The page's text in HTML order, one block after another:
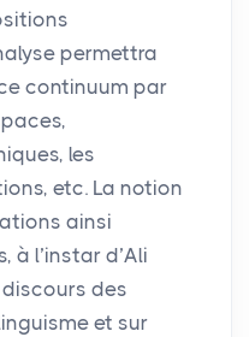
permettra
continuum par
les
etc. La notion
ainsi
à l’instar d’Ali
des
et sur